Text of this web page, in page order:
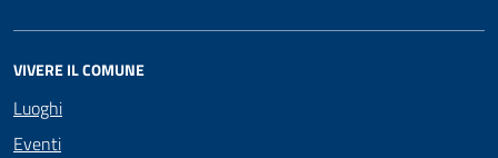
VIVERE IL COMUNE
Luoghi
Eventi